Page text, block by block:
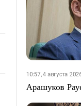
10:57, 4 августа
Арашуков